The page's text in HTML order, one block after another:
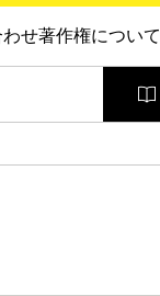
わせ著作権について